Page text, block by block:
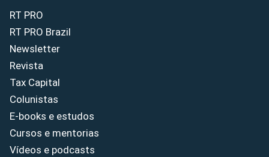
RT PRO
RT PRO Brazil
Newsletter
Revista
Tax Capital
Colunistas
E-books e estudos
Cursos e mentorias
Vídeos e podcasts